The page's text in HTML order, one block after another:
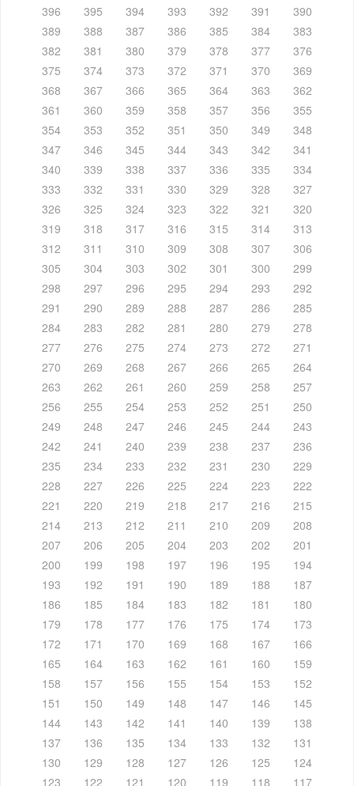
396
395 394 393 392 391
390
389
388 387 386 385 384
383
382
381 380 379 378 377
376
375
374 373 372 371 370
369
368
367 366 365 364 363
362
361
360 359 358 357 356
355
354
353 352 351 350 349
348
347
346 345 344 343 342
341
340
339 338 337 336 335
334
333
332 331 330 329 328
327
326
325 324 323 322 321
320
319
318 317 316 315 314
313
312
311 310 309 308 307
306
305
304 303 302 301 300
299
298
297 296 295 294 293
292
291
290 289 288 287 286
285
284
283 282 281 280 279
278
277
276 275 274 273 272
271
270
269 268 267 266 265
264
263
262 261 260 259 258
257
256
255 254 253 252 251
250
249
248 247 246 245 244
243
242
241 240 239 238 237
236
235
234 233 232 231 230
229
228
227 226 225 224 223
222
221
220 219 218 217 216
215
214
213 212 211 210 209
208
207
206 205 204 203 202
201
200
199 198 197 196 195
194
193
192 191 190 189 188
187
186
185 184 183 182 181
180
179
178 177 176 175 174
173
172
171 170 169 168 167
166
165
164 163 162 161 160
159
158
157 156 155 154 153
152
151
150 149 148 147 146
145
144
143 142 141 140 139
138
137
136 135 134 133 132
131
130
129 128 127 126 125
124
123
122 121 120 119 118 117